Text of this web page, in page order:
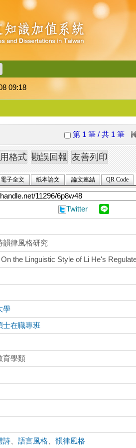
09:18
第 1 筆 / 共 1 筆
電子全文 紙本論文 論文連結 QR Code
Twitter
韻律風格研究
the Linguistic Style of Li He's
學
士在職專班
育學類
詩 、語言風格 、韻律風格